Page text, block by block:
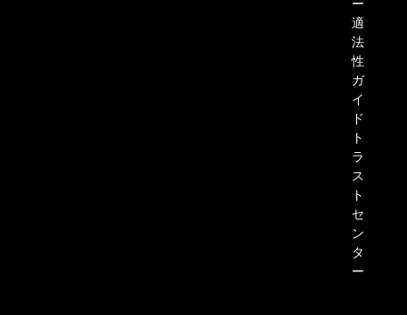
ー
適
法
性
ガ
イ
ド
ト
ラ
ス
ト
セ
ン
タ
ー